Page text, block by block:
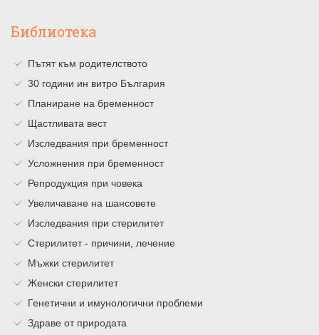
Библиотека
Пътят към родителството
30 години ин витро България
Планиране на бременност
Щастливата вест
Изследвания при бременност
Усложнения при бременност
Репродукция при човека
Увеличаване на шансовете
Изследвания при стерилитет
Стерилитет - причини, лечение
Мъжки стерилитет
Женски стерилитет
Генетични и имунологични проблеми
Здраве от природата